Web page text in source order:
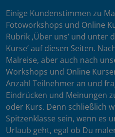
Einige Kundenstimmen zu
Fotoworkshops und Online
Rubrik ‚Über uns’ und unter
Kurse’ auf diesen Seiten.
Malreise, aber auch nach
Workshops und Online
Anzahl Teilnehmer an und
Eindrücken und Meinungen
oder Kurs. Denn schließlich
Spitzenklasse sein, wenn es
Urlaub geht, egal ob Du